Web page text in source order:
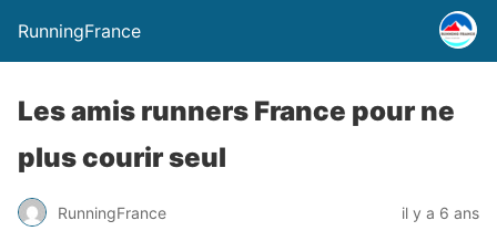
RunningFrance
Les amis runners France pour ne
plus courir seul
RunningFrance il y a 6 ans